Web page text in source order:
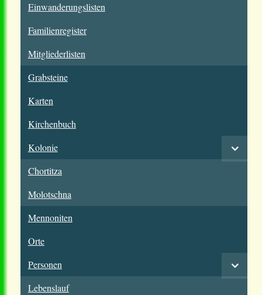
Einwanderungslisten
Familienregister
Mitgliederlisten
Grabsteine
Karten
Kirchenbuch
Kolonie
Chortitza
Molotschna
Mennoniten
Orte
Personen
Lebenslauf